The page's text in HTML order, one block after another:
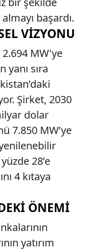
başardı.
VIZYONU
MW'ye
yanı sıra
Şirket, 2030
dolar
7.850 MW’ye
28’e
4 kıtaya
ÖNEMI
yatırım